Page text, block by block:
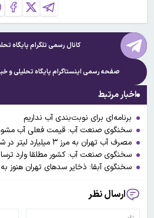
کانال رسمی تلگرام پایگاه
صفحه رسمی اینستاگرام پایگاه تحلیلی و
اخبار مرتبط
برنامه‌ای برای نوبت‌بندی آب نداریم
سخنگوی صنعت آب: قیمت فعلی آب
مصرف آب تهران به مرز ۳ میلیارد لیتر در شبانه روز رسید
سخنگوی صنعت آب: کشور مطلقا وارد
سخنگوی آبفا: ذخایر سدهای تهران هنوز به ۲۰ درصد نرسیده است
ارسال نظر